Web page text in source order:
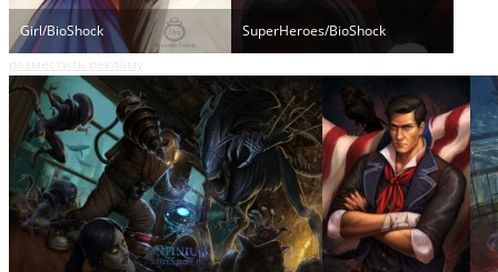
Girl/BioShock
SuperHeroes/BioShock